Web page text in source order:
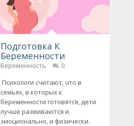
Подготовка К
Беременности
Беременность
0
Психологи считают, что в
семьях, в которых к
беременности готовятся, дети
лучше развиваются и
эмоционально, и физически.